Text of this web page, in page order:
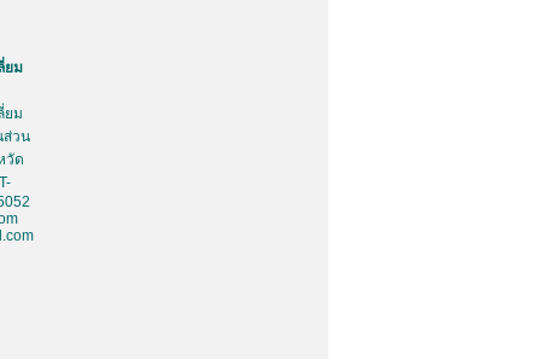
ยม
ยม
ส่วน
วัด